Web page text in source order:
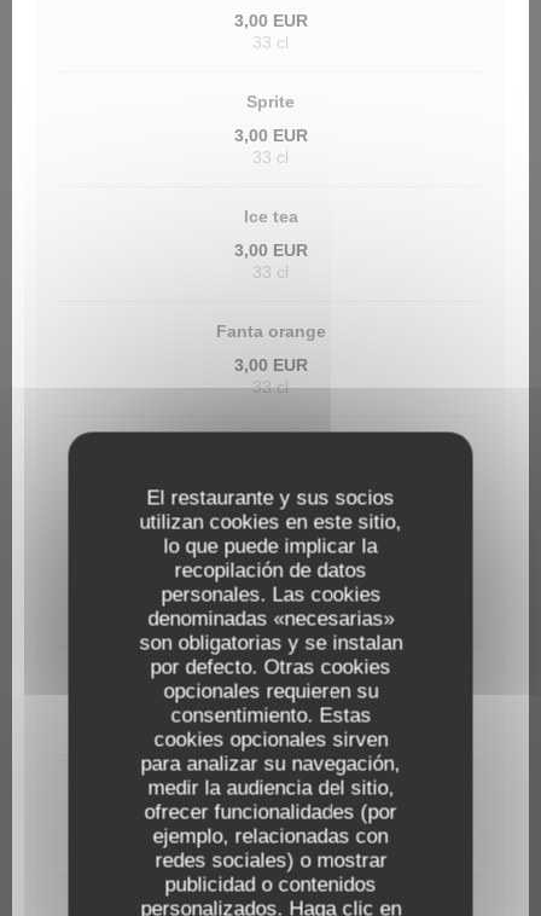
El restaurante y sus socios
utilizan cookies en este sitio,
lo que puede implicar la
recopilación de datos
personales. Las cookies
denominadas «necesarias»
son obligatorias y se instalan
por defecto. Otras cookies
opcionales requieren su
consentimiento. Estas
cookies opcionales sirven
para analizar su navegación,
medir la audiencia del sitio,
ofrecer funcionalidades (por
ejemplo, relacionadas con
redes sociales) o mostrar
publicidad o contenidos
personalizados. Haga clic en
3,00 EUR
33 cl
Sprite
3,00 EUR
33 cl
Ice tea
3,00 EUR
33 cl
Fanta orange
3,00 EUR
33 cl
33 cl
Schweppes Agrum'
3,00 EUR
33 cl
Schweppes
3,00 EUR
33 cl
Orangina
3,00 EUR
33 cl
Coca Cola Zero